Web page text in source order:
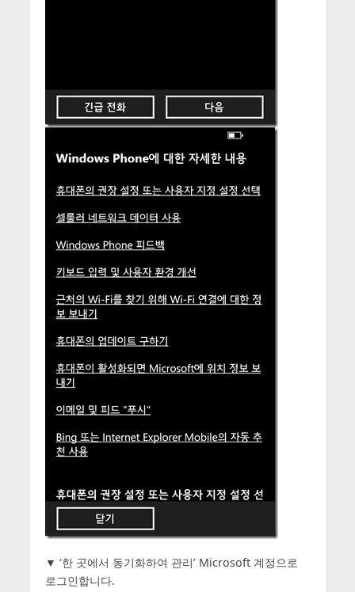
▼ ‘한 곳에서 동기화하여 관리’ Microsoft 계정으로
로그인합니다.